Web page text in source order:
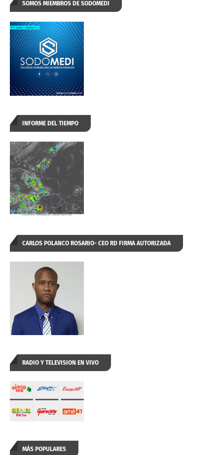
SOMOS MIEMBROS DE SODOMEDI
INFORME DEL TIEMPO
CARLOS POLANCO ROSARIO- CEO RD FIRMA AUTORIZADA
RADIO Y TELEVISION EN VIVO
MÁS POPULARES